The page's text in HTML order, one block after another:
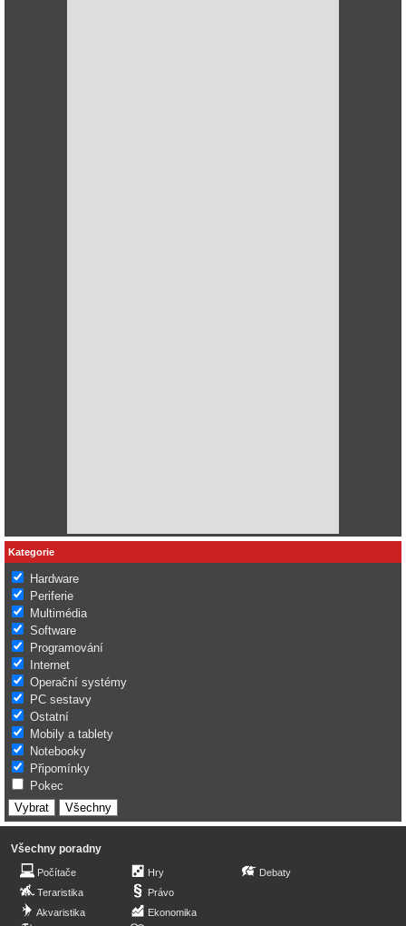
Kategorie
Hardware
Periferie
Multimédia
Software
Programování
Internet
Operační systémy
PC sestavy
Ostatní
Mobily a tablety
Notebooky
Připomínky
Pokec
Všechny poradny
Počítače
Teraristika
Akvaristika
Hry
Právo
Ekonomika
Debaty